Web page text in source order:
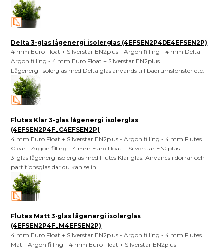
Delta 3-glas lågenergi isolerglas (4EFSEN2P4DE4EFSEN2P)
4 mm Euro Float + Silverstar EN2plus - Argon filling - 4 mm Delta -
Argon filling - 4 mm Euro Float + Silverstar EN2plus
Lågenergi isolerglas med Delta glas används till badrumsfönster etc.
Flutes Klar 3-glas lågenergi isolerglas
(4EFSEN2P4FLC4EFSEN2P)
4 mm Euro Float + Silverstar EN2plus - Argon filling - 4 mm Flutes
Clear - Argon filling - 4 mm Euro Float + Silverstar EN2plus
3-glas lågenergi isolerglas med Flutes Klar glas. Används i dörrar och
partitionsglas där du kan se in.
Flutes Matt 3-glas lågenergi isolerglas
(4EFSEN2P4FLM4EFSEN2P)
4 mm Euro Float + Silverstar EN2plus - Argon filling - 4 mm Flutes
Mat - Argon filling - 4 mm Euro Float + Silverstar EN2plus